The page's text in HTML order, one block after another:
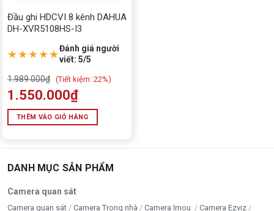
Camera EZVIZ chính hãng, giá rẻ, miễn phí lắp đặt
camera imou
Camera quan sát
Camera Tiandy
chi phí thi công
Đầu ghi HDCVI 8 kênh DAHUA
DH-XVR5108HS-I3
★★★★★Đánh giá người
viết: 5/5
1.989.000₫ (Tiết kiệm: 22%)
1.550.000₫
THÊM VÀO GIỎ HÀNG
DANH MỤC SẢN PHẨM
Camera quan sát
Camera quan sát Camera Trong nhà Camera Imou
Camera Ezviz